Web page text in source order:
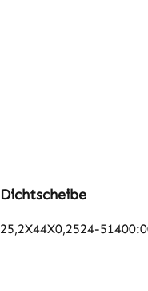
Dichtscheibe
25,2X44X0,2524-